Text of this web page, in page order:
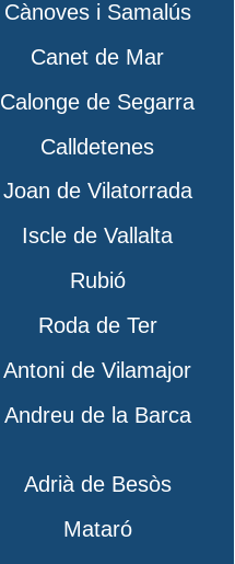
Cànoves i Samalús
Canet de Mar
Calonge de Segarra
Calldetenes
Joan de Vilatorrada
Iscle de Vallalta
Rubió
Roda de Ter
Antoni de Vilamajor
Andreu de la Barca
Adrià de Besòs
Mataró